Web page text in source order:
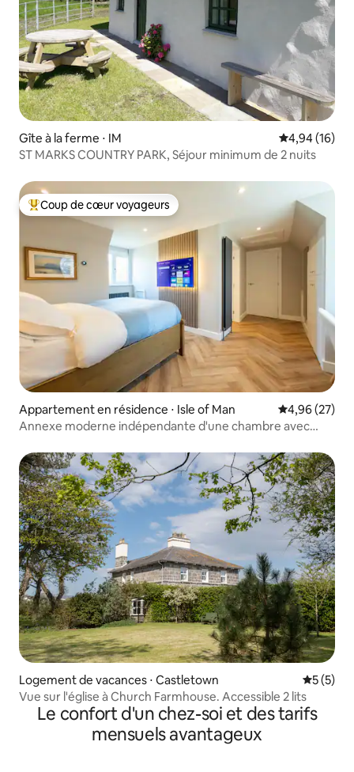
Gîte à la ferme ⋅ IM Évaluation
4,94 (16)
ST MARKS COUNTRY PARK, Séjour minimum de 2 nuits
Coups de cœur voyageurs les plus appréciés
Coup de cœur voyageurs
Appartement en résidence ⋅ Isle of Man Évaluation
4,96 (27)
Annexe moderne indépendante d'une chambre avec
Logement de vacances ⋅ Castletown
5 (5)
Vue sur l'église à Church Farmhouse. Accessible 2 lits
Le confort d'un chez-soi et des tarifs
mensuels avantageux